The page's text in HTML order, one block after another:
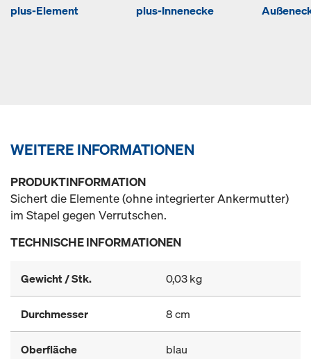
plus-Element
plus-Innenecke
WEITERE INFORMATIONEN
PRODUKTINFORMATION
Sichert die Elemente (ohne integrierter Ankermutter)
im Stapel gegen Verrutschen.
TECHNISCHE INFORMATIONEN
Gewicht / Stk. 0,03 kg
Durchmesser 8 cm
Oberfläche blau